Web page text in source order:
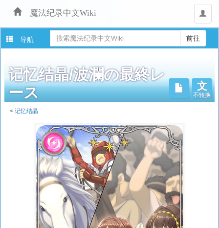
魔法纪录中文Wiki
用
户
导航
记忆结晶/波瀾の最終レ
ース
文
不转换
<记忆结晶